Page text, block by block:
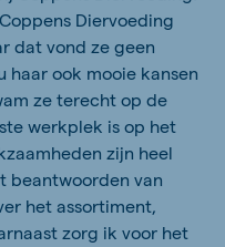
Diervoeding
dat vond ze geen
haar ook mooie kansen
ze terecht op de
werkplek is op het
zijn heel
beantwoorden van
het assortiment,
zorg ik voor het